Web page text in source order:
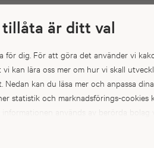
är ditt val
för dig. För att göra det använder vi
kan lära oss mer om hur vi skall
kan du läsa mer och anpassa dina
statistik och marknadsförings-cookies
används av berörda bolag
i kulörer, valnöt, täckmålad ek,
hällskåp,
levererade efter 2017.